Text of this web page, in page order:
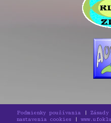
Podmienky používania|
nastavenia cookies|